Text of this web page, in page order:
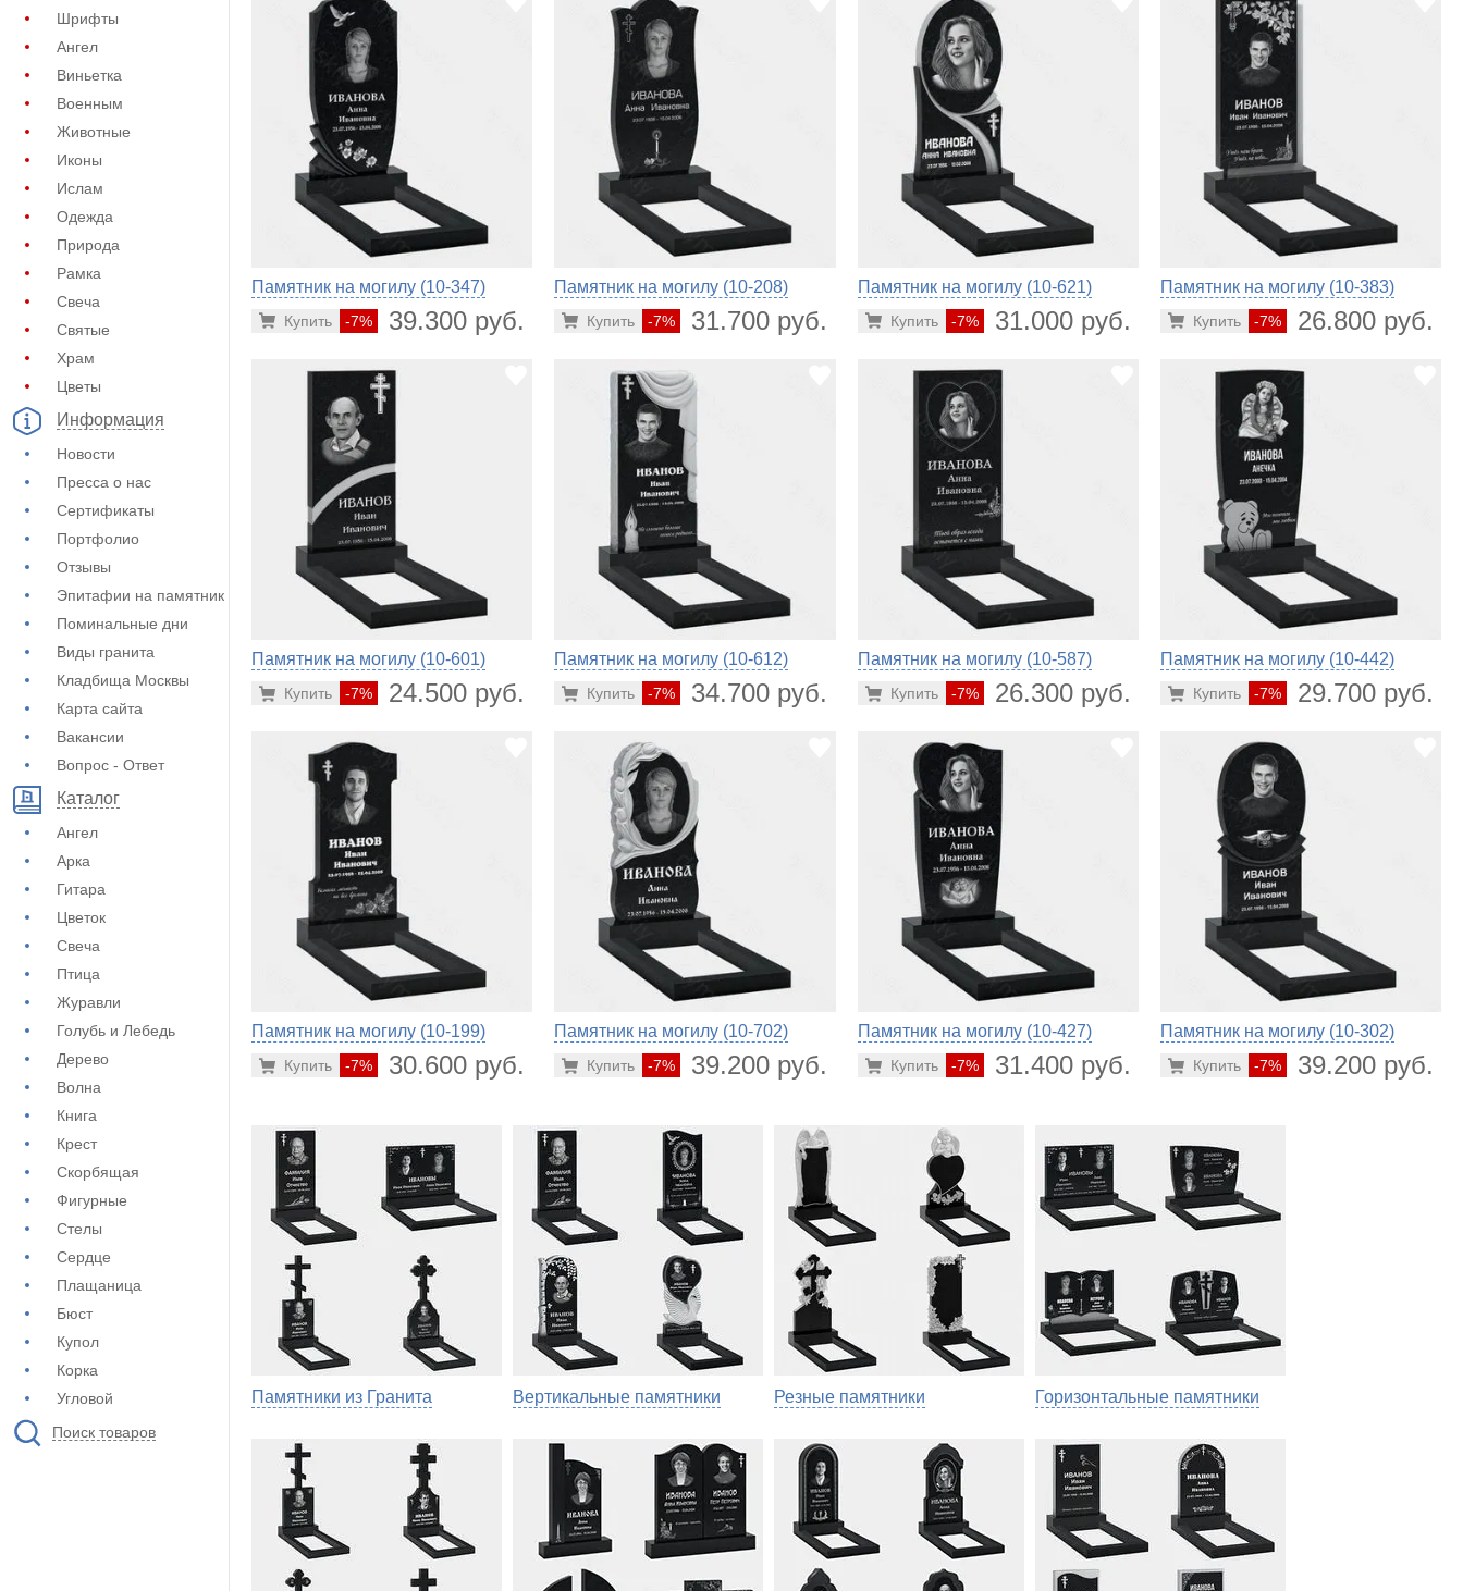
Шрифты
Ангел
Виньетка
Военным
Животные
Иконы
Ислам
Одежда
Природа
Рамка
Свеча
Святые
Храм
Цветы
Информация
Новости
Пресса о нас
Сертификаты
Портфолио
Отзывы
Эпитафии на памятник
Поминальные дни
Виды гранита
Кладбища Москвы
Карта сайта
Вакансии
Вопрос - Ответ
Каталог
Ангел
Арка
Гитара
Цветок
Свеча
Птица
Журавли
Голубь и Лебедь
Дерево
Волна
Книга
Крест
Скорбящая
Фигурные
Стелы
Сердце
Плащаница
Бюст
Купол
Корка
Угловой
Поиск товаров
Памятник на могилу (10-347)
-7% 39.300 руб.
Купить
Памятник на могилу (10-208)
-7% 31.700 руб.
Купить
Памятник на могилу (10-621)
-7% 31.000 руб.
Купить
Памятник на могилу (10-383)
-7% 26.800 руб.
Купить
Памятник на могилу (10-601)
-7% 24.500 руб.
Купить
Памятник на могилу (10-612)
-7% 34.700 руб.
Купить
Памятник на могилу (10-587)
-7% 26.300 руб.
Купить
Памятник на могилу (10-442)
-7% 29.700 руб.
Купить
Памятник на могилу (10-199)
-7% 30.600 руб.
Купить
Памятник на могилу (10-702)
-7% 39.200 руб.
Купить
Памятник на могилу (10-427)
-7% 31.400 руб.
Купить
Памятник на могилу (10-302)
-7% 39.200 руб.
Купить
Памятники из Гранита Вертикальные памятники Резные памятники Горизонтальные памятники